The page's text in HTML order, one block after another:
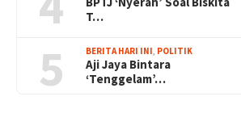
T…
5 BERITA HARI INI, POLITIK
Aji Jaya Bintara
‘Tenggelam’…